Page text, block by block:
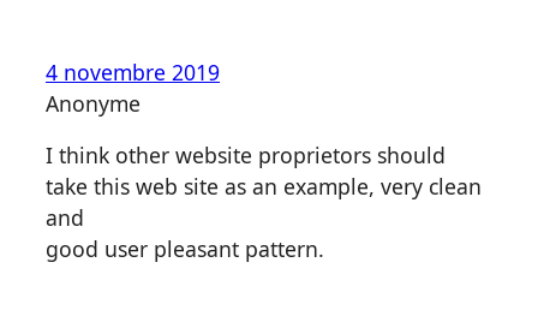
4 novembre 2019
Anonyme
I think other website proprietors should
take this web site as an example, very clean
and
good user pleasant pattern.